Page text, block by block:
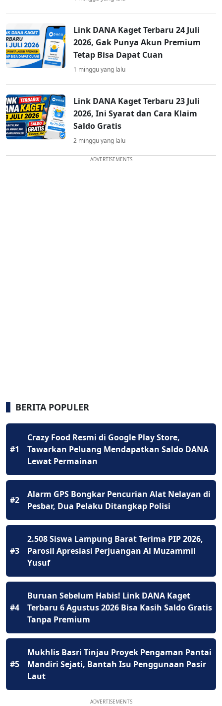
Link DANA Kaget Terbaru 24 Juli
2026, Gak Punya Akun Premium
Tetap Bisa Dapat Cuan
1 minggu yang lalu
Link DANA Kaget Terbaru 23 Juli
2026, Ini Syarat dan Cara Klaim
Saldo Gratis
2 minggu yang lalu
ADVERTISEMENTS
BERITA POPULER
#1
Crazy Food Resmi di Google Play Store,
Tawarkan Peluang Mendapatkan Saldo DANA
Lewat Permainan
#2
Alarm GPS Bongkar Pencurian Alat Nelayan di
Pesbar, Dua Pelaku Ditangkap Polisi
#3
2.508 Siswa Lampung Barat Terima PIP 2026,
Parosil Apresiasi Perjuangan Al Muzammil
Yusuf
#4
Buruan Sebelum Habis! Link DANA Kaget
Terbaru 6 Agustus 2026 Bisa Kasih Saldo Gratis
Tanpa Premium
#5
Mukhlis Basri Tinjau Proyek Pengaman Pantai
Mandiri Sejati, Bantah Isu Penggunaan Pasir
Laut
ADVERTISEMENTS